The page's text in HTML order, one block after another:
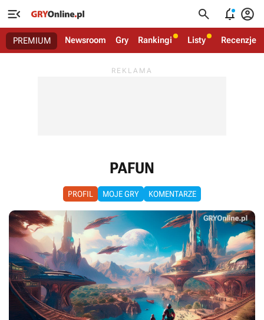
   
PREMIUM Newsroom Gry Rankingi Listy Recenzje
PAFUN
PROFIL MOJE GRY KOMENTARZE